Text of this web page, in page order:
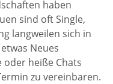
haben
sind oft Single,
langweilen sich in
Neues
oder heiße Chats
zu vereinbaren.